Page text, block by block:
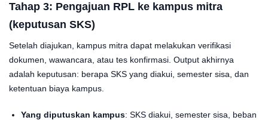
Tahap 3: Pengajuan RPL ke kampus mitra
(keputusan SKS)
Setelah diajukan, kampus mitra dapat melakukan verifikasi
dokumen, wawancara, atau tes konfirmasi. Output akhirnya
adalah keputusan: berapa SKS yang diakui, semester sisa, dan
ketentuan biaya kampus.
Yang diputuskan kampus: SKS diakui, semester sisa, beban